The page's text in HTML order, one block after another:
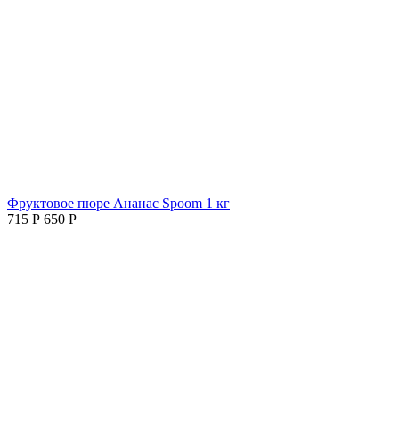
Фруктовое пюре Ананас Spoom 1 кг
715 Р 650 Р